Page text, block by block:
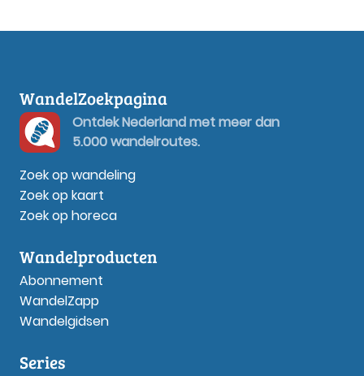
WandelZoekpagina
Ontdek Nederland met meer dan
5.000 wandelroutes.
Zoek op wandeling
Zoek op kaart
Zoek op horeca
Wandelproducten
Abonnement
WandelZapp
Wandelgidsen
Series